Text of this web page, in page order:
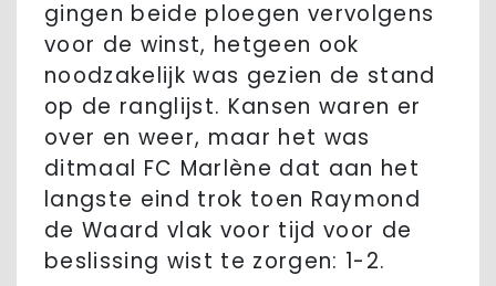
gingen beide ploegen vervolgens
voor de winst, hetgeen ook
noodzakelijk was gezien de stand
op de ranglijst. Kansen waren er
over en weer, maar het was
ditmaal FC Marlène dat aan het
langste eind trok toen Raymond
de Waard vlak voor tijd voor de
beslissing wist te zorgen: 1-2.